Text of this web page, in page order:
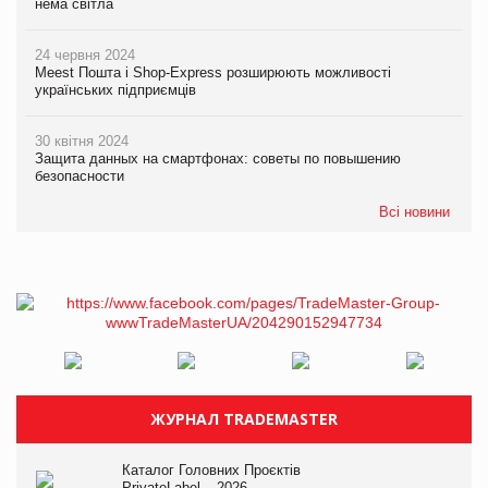
нема світла
24 червня 2024
Meest Пошта і Shop-Express розширюють можливості
українських підприємців
30 квітня 2024
Защита данных на смартфонах: советы по повышению
безопасности
Всі новини
ЖУРНАЛ TRADEMASTER
Каталог Головних Проєктів